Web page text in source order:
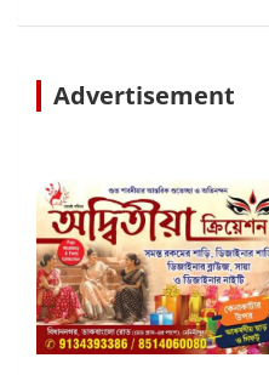
Advertisement